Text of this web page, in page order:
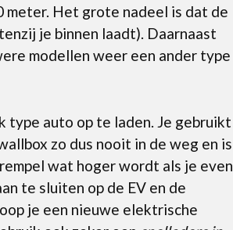
Het grote nadeel is dat de
je binnen laadt). Daarnaast
modellen weer een ander type
type auto op te laden. Je gebruikt
zo dus nooit in de weg en is
wat hoger wordt als je even
te sluiten op de EV en de
je een nieuwe elektrische